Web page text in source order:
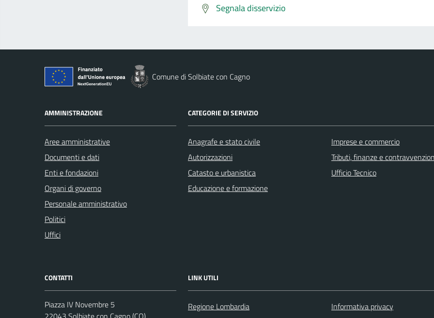
Segnala disservizio
Comune di Solbiate con Cagno
AMMINISTRAZIONE
Aree amministrative
Documenti e dati
Enti e fondazioni
Organi di governo
Personale amministrativo
Politici
Uffici
CATEGORIE DI SERVIZIO
Anagrafe e stato civile
Autorizzazioni
Catasto e urbanistica
Educazione e formazione
Imprese e commercio
Tributi, finanze e
Ufficio Tecnico
CONTATTI
Piazza IV Novembre 5
LINK UTILI
Regione Lombardia
Informativa privacy